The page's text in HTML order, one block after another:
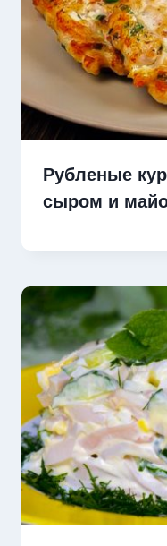
Рубленые
сыром и